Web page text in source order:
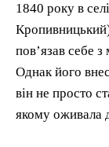
1840 року в
пов’язав себе
Однак його
він не просто
якому оживала